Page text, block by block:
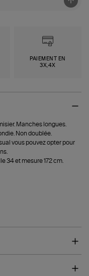
PAIEMENT EN
3X,4X
Manches longues.
Non doublée.
vous pouvez opter pour
34 et mesure 172 cm.